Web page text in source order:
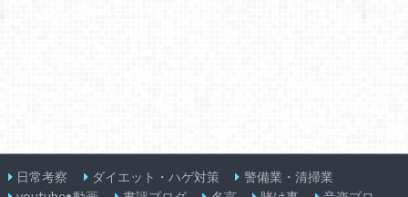
日常考察 ダイエット・ハゲ対策
警備業・清掃業